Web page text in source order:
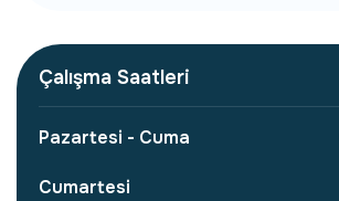
Çalışma Saatleri
Pazartesi - Cuma
Cumartesi